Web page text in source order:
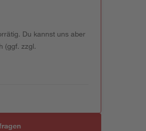
Du kannst uns aber
(ggf. zzgl.